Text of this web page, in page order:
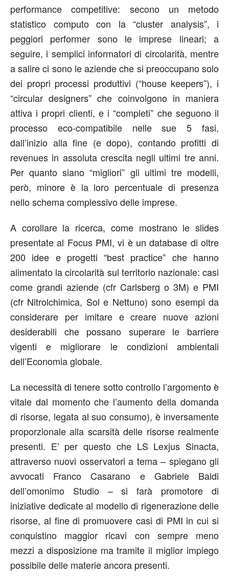
performance competitive: secono un metodo
statistico computo con la “cluster analysis”, i
peggiori performer sono le imprese lineari; a
seguire, i semplici informatori di circolarità, mentre
a salire ci sono le aziende che si preoccupano solo
dei propri processi produttivi (“house keepers”), i
“circular designers” che coinvolgono in maniera
attiva i propri clienti, e i “completi” che seguono il
processo eco-compatibile nelle sue 5 fasi,
dall’inizio alla fine (e dopo), contando profitti di
revenues in assoluta crescita negli ultimi tre anni.
Per quanto siano “migliori” gli ultimi tre modelli,
però, minore è la loro percentuale di presenza
nello schema complessivo delle imprese.
A corollare la ricerca, come mostrano le slides
presentate al Focus PMI, vi è un database di oltre
200 idee e progetti “best practice” che hanno
alimentato la circolarità sul territorio nazionale: casi
come grandi aziende (cfr Carlsberg o 3M) e PMI
(cfr Nitrolchimica, Sol e Nettuno) sono esempi da
considerare per imitare e creare nuove azioni
desiderabili che possano superare le barriere
vigenti e migliorare le condizioni ambientali
dell’Economia globale.
La necessità di tenere sotto controllo l’argomento è
vitale dal momento che l’aumento della domanda
di risorse, legata al suo consumo), è inversamente
proporzionale alla scarsità delle risorse realmente
presenti. E’ per questo che LS Lexjus Sinacta,
attraverso nuovi osservatori a tema – spiegano gli
avvocati Franco Casarano e Gabriele Baldi
dell’omonimo Studio – si farà promotore di
iniziative dedicate al modello di rigenerazione delle
risorse, al fine di promuovere casi di PMI in cui si
conquistino maggior ricavi con sempre meno
mezzi a disposizione ma tramite il miglior impiego
possibile delle materie ancora presenti.